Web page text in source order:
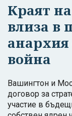
Краят
влиза в
анархия
война
Вашингтон и
договор за
участие в